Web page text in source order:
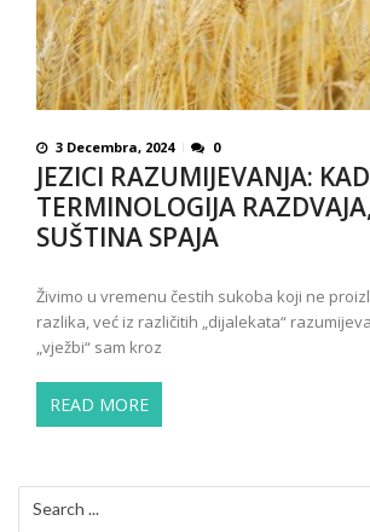
3 Decembra, 2024 0
JEZICI RAZUMIJEVANJA: KAD
TERMINOLOGIJA
SUŠTINA SPAJA
Živimo u vremenu čestih sukoba koji ne
razlika, već iz različitih „dijalekata“
„vježbi“ sam kroz
READ MORE
for: